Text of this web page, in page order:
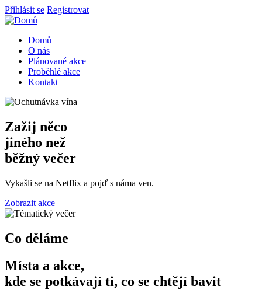
Přejít
k
obsahu
Přihlásit se Registrovat
Main
navigation
Domů
O nás
Plánované akce
Proběhlé akce
Kontakt
Zažij něco
jiného než
běžný večer
Vykašli se na Netflix a pojď s náma ven.
Zobrazit akce
Co děláme
Místa a akce,
kde se potkávají ti, co se chtějí bavit